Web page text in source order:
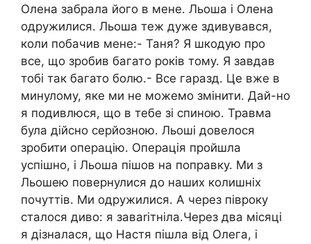
Олена забрала його в мене. Льоша і Олена
одружилися. Льоша теж дуже здивувався,
коли побачив мене:- Таня? Я шкодую про
все, що зробив багато років тому. Я завдав
тобі так багато болю.- Все гаразд. Це вже в
минулому, яке ми не можемо змінити. Дай-но
я подивлюся, що в тебе зі спиною. Травма
була дійсно серйозною. Льоші довелося
зробити операцію. Операція пройшла
успішно, і Льоша пішов на поправку. Ми з
Льошею повернулися до наших колишніх
почуттів. Ми одружилися. А через півроку
сталося диво: я завariтніла.Через два місяці
я дізналася, що Настя пішла від Олега, і